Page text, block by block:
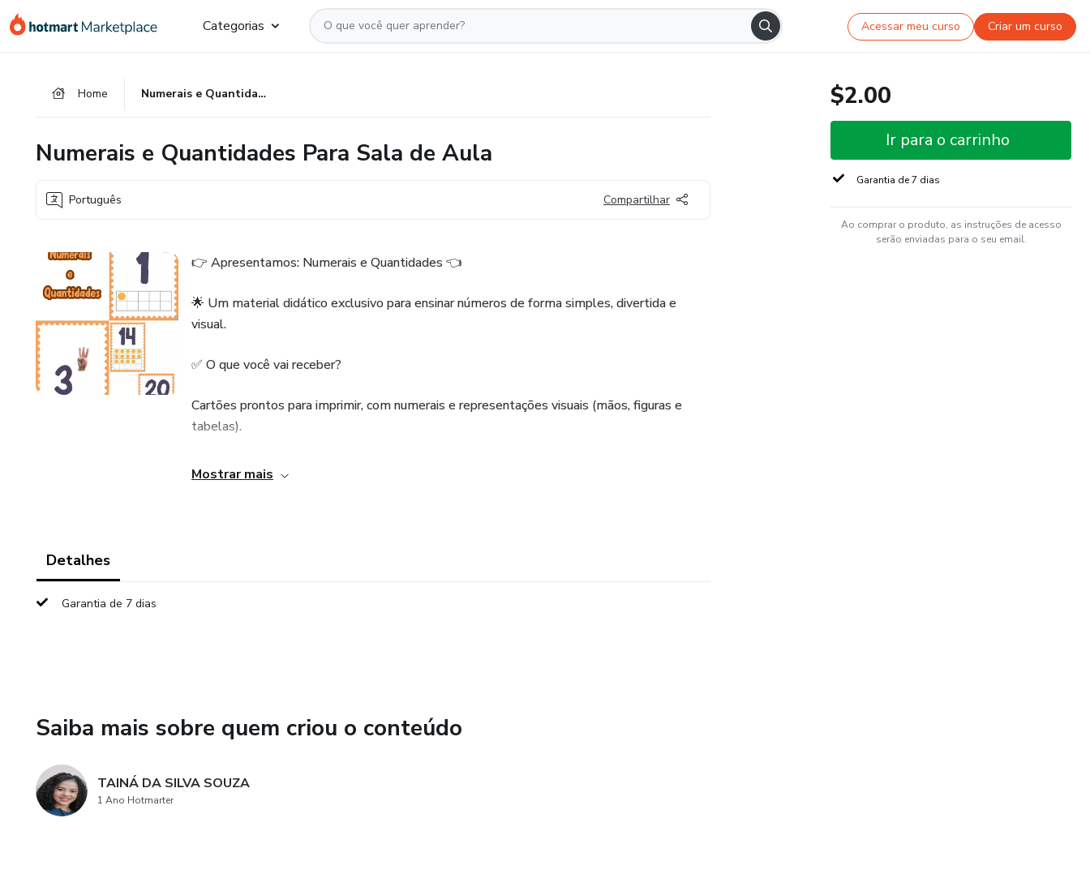
para
para
para
Categorias Acessar meu curso Criar um curso
Home Numerais e Quantidades Para Sala de Aula
Numerais e Quantidades Para Sala de Aula
Português Compartilhar
👉 Apresentamos: Numerais e Quantidades 👈
🌟 Um material didático exclusivo para ensinar números de forma simples, divertida e
visual.
✅ O que você vai receber?
Cartões prontos para imprimir, com numerais e representações visuais (mãos, figuras e
tabelas).
Design colorido, pensado para envolver as crianças e facilitar o aprendizado.
Mostrar mais
Detalhes
Garantia de 7 dias
Saiba mais sobre quem criou o conteúdo
TAINÁ DA SILVA SOUZA
1 Ano Hotmarter
$2.00
Ir para o carrinho
Garantia de 7 dias
Ao comprar o produto, as instruções de acesso
serão enviadas para o seu email.